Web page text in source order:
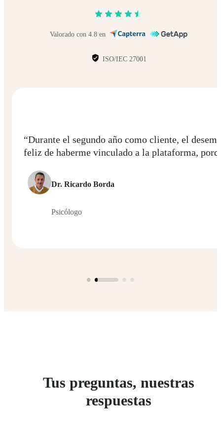
Valorado con 4.8 en
ISO/IEC 27001
“Durante el segundo año como cliente, el
feliz de haberme vinculado a la plataforma,
Dr. Ricardo Borda
Psicólogo
Tus preguntas, nuestras
respuestas